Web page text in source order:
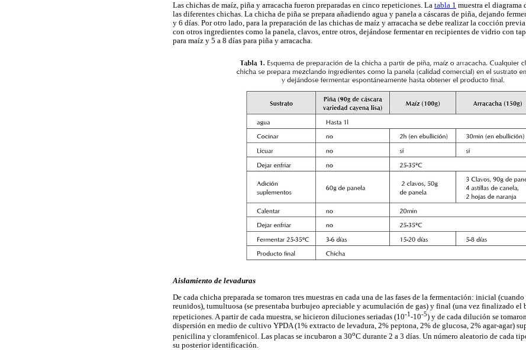
Las chichas de maíz, piña y arracacha fueron preparadas en cinco repeticiones. La tabla 1 muestra el diagrama
las diferentes chichas. La chicha de piña se prepara añadiendo agua y panela a cáscaras de piña, dejando
y 6 días. Por otro lado, para la preparación de las chichas de maíz y arracacha se debe realizar la cocción
con otros ingredientes como la panela, clavos, entre otros, dejándose fermentar en recipientes de vidrio con
para maíz y 5 a 8 días para piña y arracacha.
Aislamiento de levaduras
De cada chicha preparada se tomaron tres muestras en cada una de las fases de la fermentación: inicial
reunidos), tumultuosa (se presentaba burbujeo apreciable y acumulación de gas) y final (una vez finalizado el
repeticiones. A partir de cada muestra, se hicieron diluciones seriadas (10-1 -10-5) y de cada dilución se
dispersión en medio de cultivo YPDA (1% extracto de levadura, 2% peptona, 2% de glucosa, 2% agar-agar)
penicilina y cloramfenicol. Las placas se incubaron a 30oC durante 2 a 3 días. Un número aleatorio de cada
su posterior identificación.